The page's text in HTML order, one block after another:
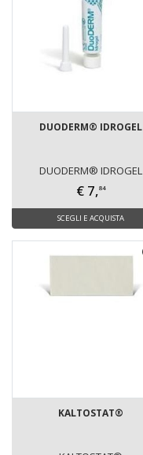
DUODERM® IDROGEL
DUODERM® IDROGEL
€ 7,84
SCEGLI E ACQUISTA
KALTOSTAT®